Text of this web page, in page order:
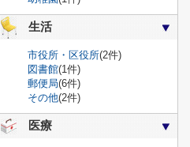
生活
市役所・区役所(2件)
図書館(1件)
郵便局(6件)
その他(2件)
医療